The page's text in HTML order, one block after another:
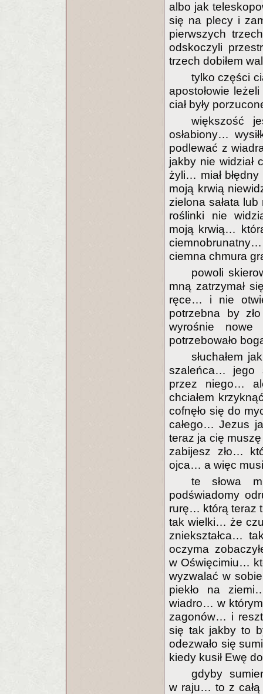
albo jak
się na plecy i
pierwszych
odskoczyli
trzech dobiłem
tylko części
apostołowie
ciał były
większość
osłabiony…
podlewać z
jakby nie widział
żyli… miał
moją krwią
zielona sałata
roślinki nie
moją krwią…
ciemnobrunatny…
ciemna chmura
powoli
mną zatrzymał
ręce… i nie
potrzebna by
wyrośnie
potrzebowało
słuchałem
szaleńca… jego
przez niego…
chciałem
cofnęło się do
całego… Jezus
teraz ja cię
zabijesz zło…
ojca… a więc
te słowa
podświadomy
rurę… którą teraz
tak wielki… że
zniekształca…
oczyma
w Oświęcimiu…
wyzwalać w
piekło na
wiadro… w którym
zagonów… i
się tak jakby to
odezwało się
kiedy kusił Ewę
gdyby
w raju… to z